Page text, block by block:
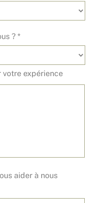
? *
votre expérience
aider à nous